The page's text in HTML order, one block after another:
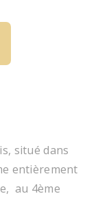
situé dans
entièrement
au 4ème